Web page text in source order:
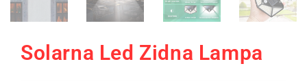
Solarna Led Zidna Lampa